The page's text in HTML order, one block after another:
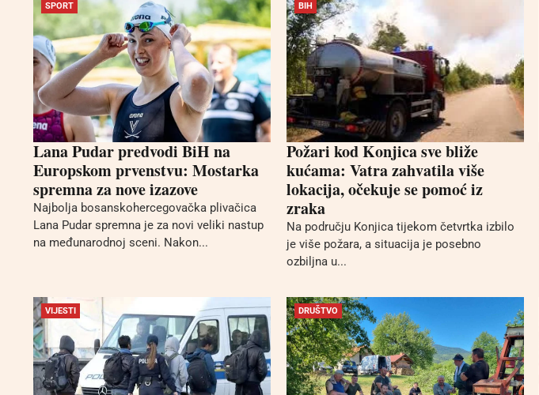
SPORT
Lana Pudar predvodi BiH na
Europskom prvenstvu: Mostarka
spremna za nove izazove
Najbolja bosanskohercegovačka plivačica
Lana Pudar spremna je za novi veliki nastup
na međunarodnoj sceni. Nakon...
BIH
Požari kod Konjica sve bliže
kućama: Vatra zahvatila više
lokacija, očekuje se pomoć iz
zraka
Na području Konjica tijekom četvrtka izbilo
je više požara, a situacija je posebno
ozbiljna u...
VIJESTI DRUŠTVO